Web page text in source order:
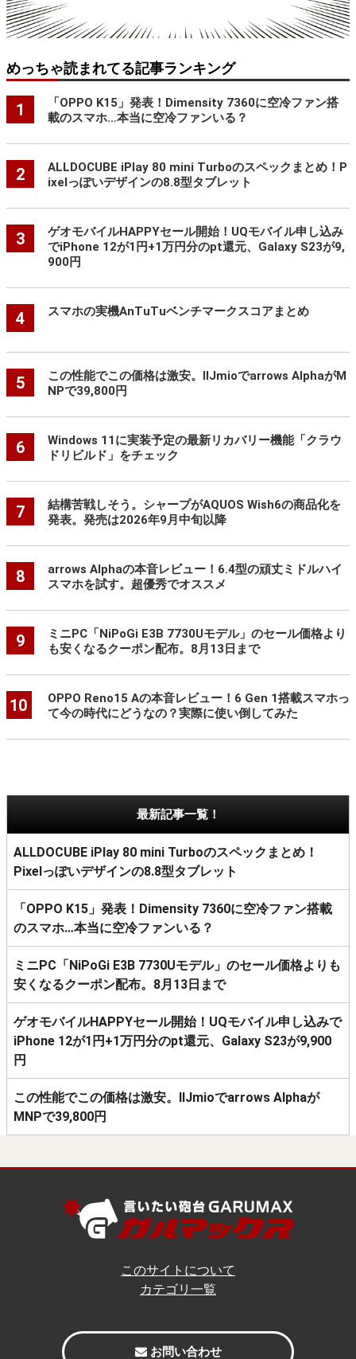
めっちゃ読まれてる記事ランキング
1
「OPPO K15」発表！Dimensity 7360に空冷ファン搭
載のスマホ…本当に空冷ファンいる？
2
ALLDOCUBE iPlay 80 mini Turboのスペックまとめ！P
ixelっぽいデザインの8.8型タブレット
3
ゲオモバイルHAPPYセール開始！UQモバイル申し込み
でiPhone 12が1円+1万円分のpt還元、Galaxy S23が9,
900円
4 スマホの実機AnTuTuベンチマークスコアまとめ
5
この性能でこの価格は激安。IIJmioでarrows AlphaがM
NPで39,800円
6
Windows 11に実装予定の最新リカバリー機能「クラウ
ドリビルド」をチェック
7
結構苦戦しそう。シャープがAQUOS Wish6の商品化を
発表。発売は2026年9月中旬以降
8
arrows Alphaの本音レビュー！6.4型の頑丈ミドルハイ
スマホを試す。超優秀でオススメ
9
ミニPC「NiPoGi E3B 7730Uモデル」のセール価格より
も安くなるクーポン配布。8月13日まで
10
OPPO Reno15 Aの本音レビュー！6 Gen 1搭載スマホっ
て今の時代にどうなの？実際に使い倒してみた
最新記事一覧！
ALLDOCUBE iPlay 80 mini Turboのスペックまとめ！
Pixelっぽいデザインの8.8型タブレット
「OPPO K15」発表！Dimensity 7360に空冷ファン搭載
のスマホ…本当に空冷ファンいる？
ミニPC「NiPoGi E3B 7730Uモデル」のセール価格よりも
安くなるクーポン配布。8月13日まで
ゲオモバイルHAPPYセール開始！UQモバイル申し込みで
iPhone 12が1円+1万円分のpt還元、Galaxy S23が9,900
円
この性能でこの価格は激安。IIJmioでarrows Alphaが
MNPで39,800円
このサイトについて
カテゴリ一覧
お問い合わせ